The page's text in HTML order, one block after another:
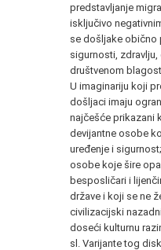
predstavljanje
isključivo
se došljake obično
sigurnosti,
društvenom
U imaginariju koji
došljaci imaju
najčešće prikazani
devijantne osobe
uređenje i
osobe koje šire
besposličari i
države i koji se ne
civilizacijski
doseći kulturnu
sl. Varijante tog